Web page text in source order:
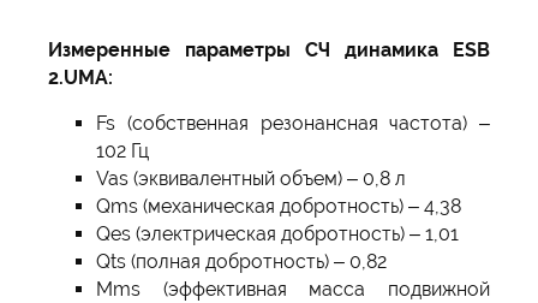
Измеренные параметры СЧ динамика ESB
2.UMA:
Fs (собственная резонансная частота) –
102 Гц
Vas (эквивалентный объем) – 0,8 л
Qms (механическая добротность) – 4,38
Qes (электрическая добротность) – 1,01
Qts (полная добротность) – 0,82
Mms (эффективная масса подвижной